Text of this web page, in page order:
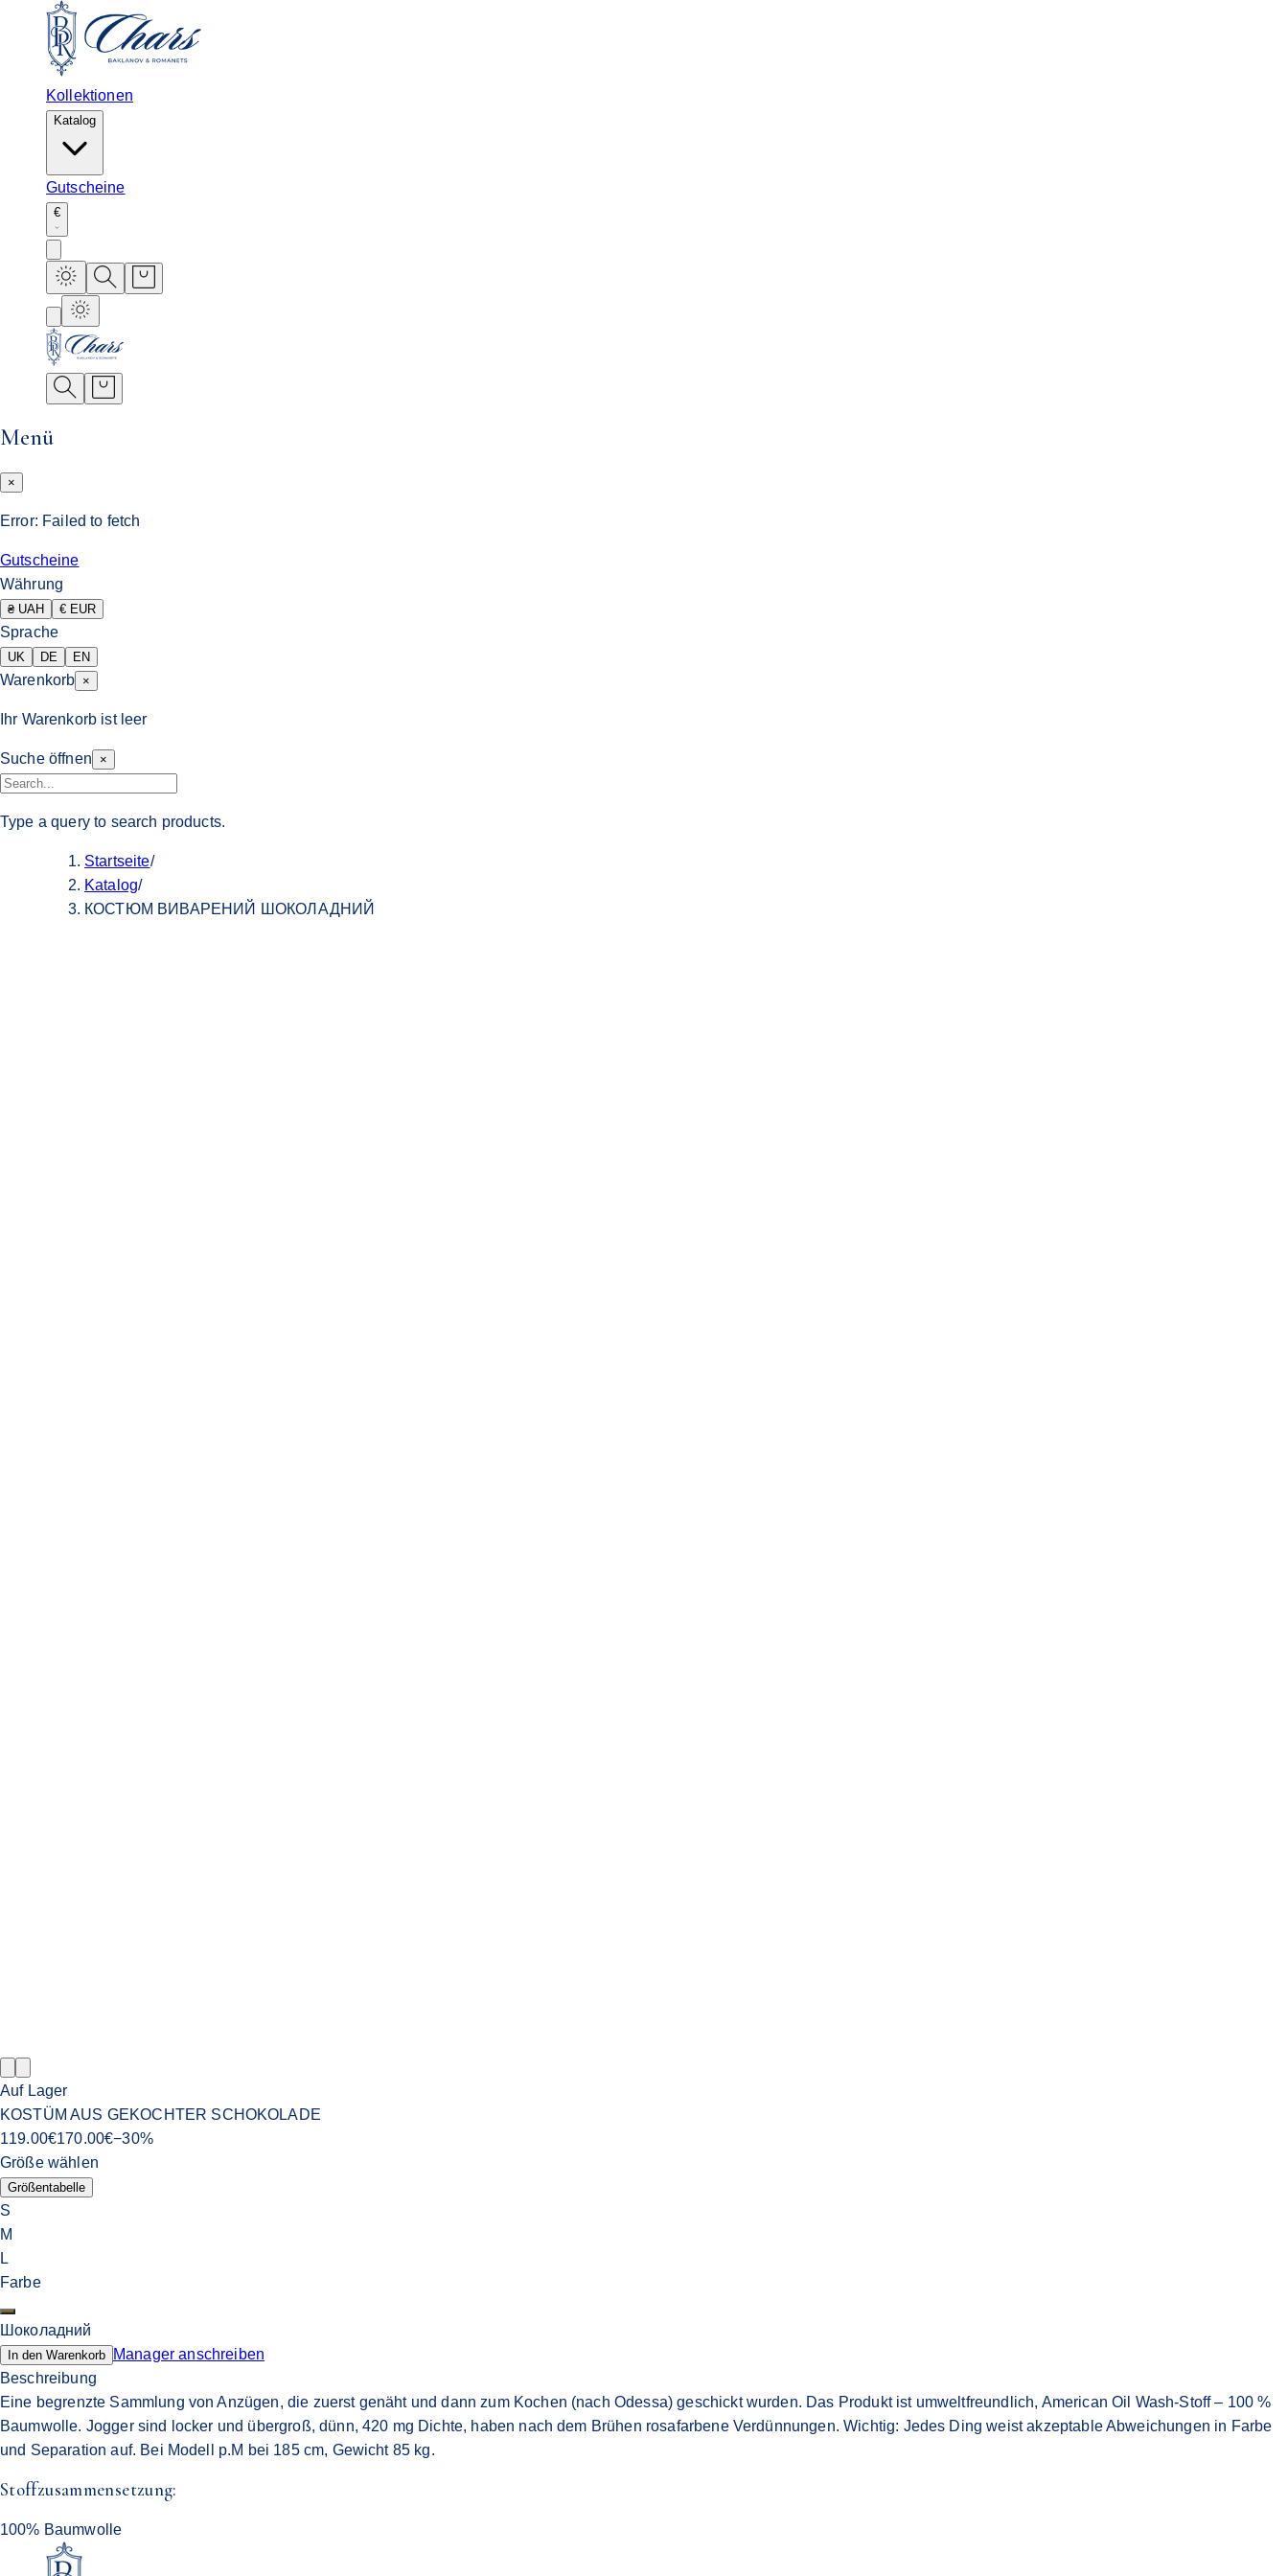
Kollektionen
Katalog
Gutscheine
€
Menü
×
Error: Failed to fetch
Gutscheine
Währung
₴ UAH € EUR
Sprache
UK DE EN
Warenkorb ×
Ihr Warenkorb ist leer
Suche öffnen ×
Type a query to search products.
Startseite/
Katalog/
КОСТЮМ ВИВАРЕНИЙ ШОКОЛАДНИЙ
Auf Lager
KOSTÜM AUS GEKOCHTER SCHOKOLADE
119.00€170.00€−30%
Größe wählen
Größentabelle
S
M
L
Farbe
Шоколадний
In den Warenkorb
Manager anschreiben
Beschreibung
Eine begrenzte Sammlung von Anzügen, die zuerst genäht und dann zum Kochen (nach Odessa) geschickt wurden. Das Produkt ist umweltfreundlich, American Oil Wash-Stoff – 100 %
Baumwolle. Jogger sind locker und übergroß, dünn, 420 mg Dichte, haben nach dem Brühen rosafarbene Verdünnungen. Wichtig: Jedes Ding weist akzeptable Abweichungen in Farbe
und Separation auf. Bei Modell p.M bei 185 cm, Gewicht 85 kg.
Stoffzusammensetzung:
100% Baumwolle